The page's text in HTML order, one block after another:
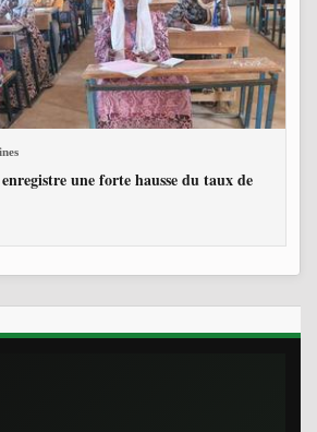
une forte hausse du taux de